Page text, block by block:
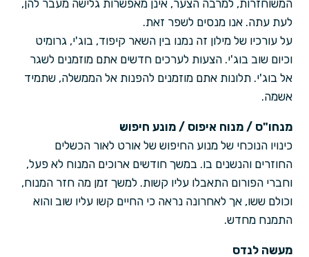
המשוחזרות, למרבה הצער, אינן מאפשרות גלישה מעבר להן,
לעת עתה. אנו מנסים לשפר זאת.
על עורכיו של מילון זה נמנו בין השאר קיפוד, בוג'י, גרומיט
וכיום שוב בוג'י. הצעות לערכים חדשים אתם מוזמנים לשגר
אל בוג'י. תלונות אתם מוזמנים להפנות אל הממשלה, שתמיד
אשמה.
מנחו"ס / מנוח איפוס / מונע חיפוש
כינויו הנוכחי של מנוע החיפוש של אורט לאור הכשלים
החוזרים והנשנים בו. במשך חודשים ארוכים המנוח לא פעל,
וחברי הפורום התאבלו עליו קשות. למשך זמן מה חזר המנוח,
וכולם ששו, אך לאחרונה נראה כי החיים קשו עליו שוב והוא
התמנח מחדש.
מעשה לנדס